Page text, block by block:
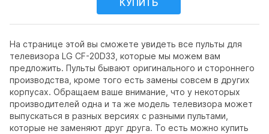
На странице этой вы сможете увидеть все пульты для
телевизора LG CF-20D33, которые мы можем вам
предложить. Пульты бывают оригинального и стороннего
производства, кроме того есть замены совсем в других
корпусах. Обращаем ваше внимание, что у некоторых
производителей одна и та же модель телевизора может
выпускаться в разных версиях с разными пультами,
которые не заменяют друг друга. То есть можно купить